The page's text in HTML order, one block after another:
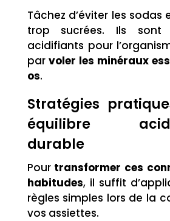
Tâchez d’éviter les sodas
trop sucrées. Ils sont
acidifiants pour
par voler les minéraux
os.
Stratégies
équilibre
durable
Pour transformer ces
habitudes, il suffit
règles simples lors de la
vos assiettes.